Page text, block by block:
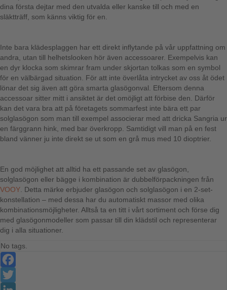
dina första dejtar med den utvalda eller kanske till och med en
släktträff, som känns viktig för en.
Inte bara klädesplaggen har ett direkt inflytande på vår uppfattning om
andra, utan till helhetslooken hör även accessoarer. Exempelvis kan
en dyr klocka som skimrar fram under skjortan tolkas som en symbol
för en välbärgad situation. För att inte överlåta intrycket av oss åt ödet
lönar det sig även att göra smarta glasögonval. Eftersom denna
accessoar sitter mitt i ansiktet är det omöjligt att förbise den. Därför
kan det vara bra att på företagets sommarfest inte bära ett par
solglasögon som man till exempel associerar med att dricka Sangria ur
en färggrann hink, med bar överkropp. Samtidigt vill man på en fest
bland vänner ju inte direkt se ut som en grå mus med 10 dioptrier.
En god möjlighet att alltid ha ett passande set av glasögon,
solglasögon eller bägge i kombination är dubbelförpackningen från
VOOY . Detta märke erbjuder glasögon och solglasögon i en 2-set-
konstellation – med dessa har du automatiskt massor med olika
kombinationsmöjligheter. Alltså ta en titt i vårt sortiment och förse dig
med glasögonmodeller som passar till din klädstil och representerar
dig i alla situationer.
No tags.
Facebook